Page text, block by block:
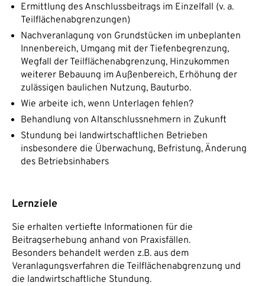
Ermittlung des Anschlussbeitrags im Einzelfall (v. a.
Teilflächenabgrenzungen)
Nachveranlagung von Grundstücken im unbeplanten
Innenbereich, Umgang mit der Tiefenbegrenzung,
Wegfall der Teilflächenabgrenzung, Hinzukommen
weiterer Bebauung im Außenbereich, Erhöhung der
zulässigen baulichen Nutzung, Bauturbo.
Wie arbeite ich, wenn Unterlagen fehlen?
Behandlung von Altanschlussnehmern in Zukunft
Stundung bei landwirtschaftlichen Betrieben
insbesondere die Überwachung, Befristung, Änderung
des Betriebsinhabers
Lernziele
Sie erhalten vertiefte Informationen für die
Beitragserhebung anhand von Praxisfällen.
Besonders behandelt werden z.B. aus dem
Veranlagungsverfahren die Teilflächenabgrenzung und
die landwirtschaftliche Stundung.